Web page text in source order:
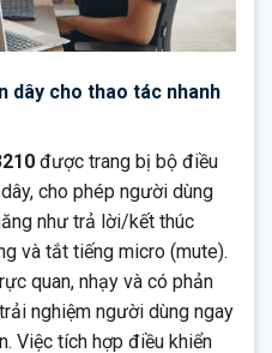
dây cho thao tác nhanh
được trang bị bộ điều
cho phép người dùng
như trả lời/kết thúc
và tắt tiếng micro (mute).
quan, nhạy và có phản
nghiệm người dùng ngay
Việc tích hợp điều khiển